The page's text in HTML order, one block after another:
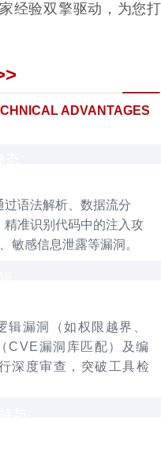
经验双擎驱动，为您打
ADVANTAGES
语法解析、数据流分
准识别代码中的注入攻
敏感信息泄露等漏洞。
漏洞（如权限越界、
CVE漏洞库匹配）及编
深度审查，突破工具检